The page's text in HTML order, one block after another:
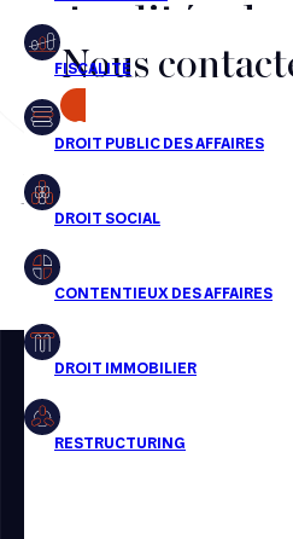
Financement
Fiscalité
Droit public des affaires
Droit social
Droit immobilier
Restructuring
actualités du
nos
transactions,
jour
Aucun résultats pour cette recherche
Nous